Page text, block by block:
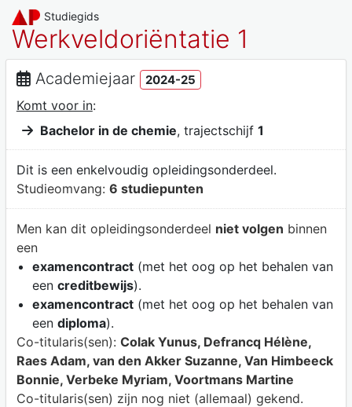
Studiegids
Werkveldoriëntatie 1
Academiejaar 2024-25
Komt voor in:
Bachelor in de chemie, trajectschijf 1
Dit is een enkelvoudig opleidingsonderdeel.
Studieomvang: 6 studiepunten
Men kan dit opleidingsonderdeel niet volgen binnen
een
examencontract(met het oog op het behalen van
een creditbewijs).
examencontract(met het oog op het behalen van
een diploma).
Co-titularis(sen): Colak Yunus, Defrancq Hélène,
Raes Adam, van den Akker Suzanne, Van Himbeeck
Bonnie, Verbeke Myriam, Voortmans Martine
Co-titularis(sen) zijn nog niet (allemaal) gekend.